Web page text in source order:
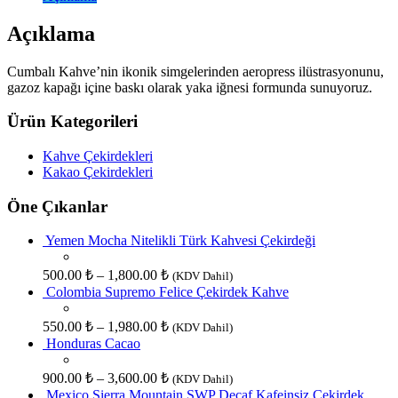
Açıklama
Cumbalı Kahve’nin ikonik simgelerinden aeropress ilüstrasyonunu,
gazoz kapağı içine baskı olarak yaka iğnesi formunda sunuyoruz.
Ürün Kategorileri
Kahve Çekirdekleri
Kakao Çekirdekleri
Öne Çıkanlar
Yemen Mocha Nitelikli Türk Kahvesi Çekirdeği
500.00 ₺ – 1,800.00 ₺ (KDV Dahil)
Colombia Supremo Felice Çekirdek Kahve
550.00 ₺ – 1,980.00 ₺ (KDV Dahil)
Honduras Cacao
900.00 ₺ – 3,600.00 ₺ (KDV Dahil)